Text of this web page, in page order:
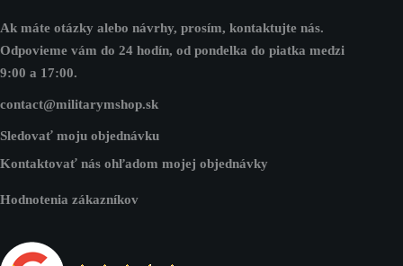
Ak máte otázky alebo návrhy, prosím, kontaktujte nás.
Odpovieme vám do 24 hodín, od pondelka do piatka medzi
9:00 a 17:00.
contact@militarymshop.sk
Sledovať moju objednávku
Kontaktovať nás ohľadom mojej objednávky
Hodnotenia zákazníkov